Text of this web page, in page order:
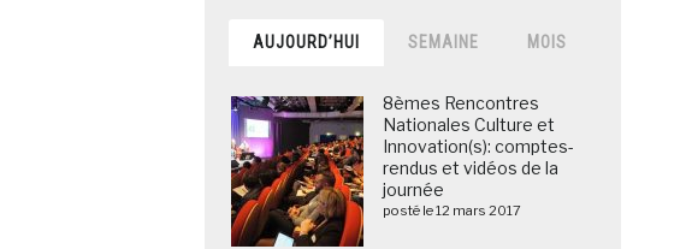
AUJOURD’HUI SEMAINE MOIS
8èmes Rencontres
Nationales Culture et
Innovation(s): comptes-
rendus et vidéos de la
journée
posté le 12 mars 2017